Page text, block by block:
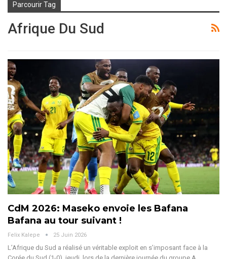
Parcourir Tag
Afrique Du Sud
CdM 2026: Maseko envoie les Bafana
Bafana au tour suivant !
Felix Kalepe 25 Juin 2026
L’Afrique du Sud a réalisé un véritable exploit en s’imposant face à la